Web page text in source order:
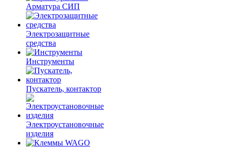
Арматура СИП
Электрозащитные
средства
Инструменты
Пускатель, контактор
Электроустановочные
изделия